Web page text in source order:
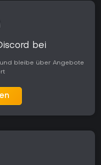
bei
bleibe über Angebote